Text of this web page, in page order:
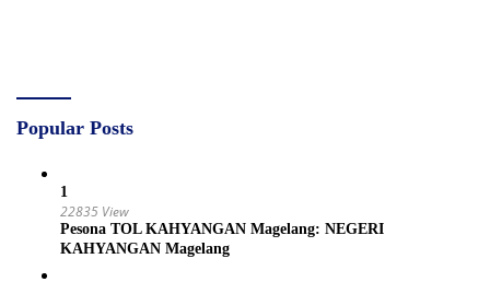
Popular Posts
1
22835 View
Pesona TOL KAHYANGAN Magelang: NEGERI
KAHYANGAN Magelang